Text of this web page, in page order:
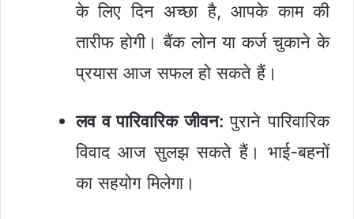
के लिए दिन अच्छा है, आपके काम की
तारीफ होगी। बैंक लोन या कर्ज चुकाने के
प्रयास आज सफल हो सकते हैं।
लव व पारिवारिक जीवन: पुराने पारिवारिक
विवाद आज सुलझ सकते हैं। भाई-बहनों
का सहयोग मिलेगा।